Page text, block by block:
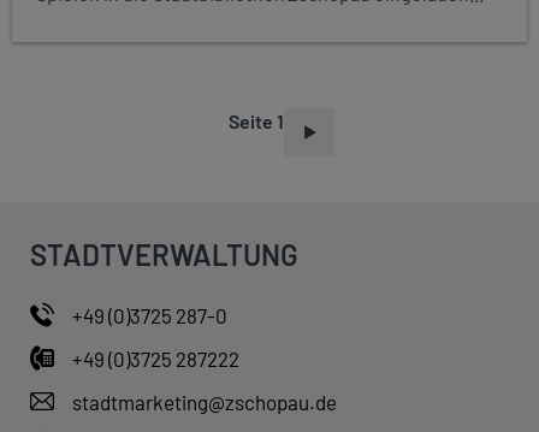
Seite 1
STADTVERWALTUNG
+49 (0)3725 287-0
+49 (0)3725 287222
stadtmarketing@zschopau.de